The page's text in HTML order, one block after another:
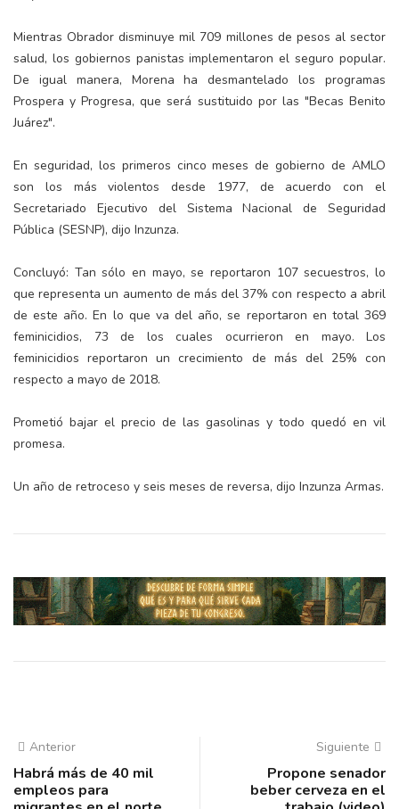
Mientras Obrador disminuye mil 709 millones de pesos al sector
salud, los gobiernos panistas implementaron el seguro popular.
De igual manera, Morena ha desmantelado los programas
Prospera y Progresa, que será sustituido por las "Becas Benito
Juárez".
En seguridad, los primeros cinco meses de gobierno de AMLO
son los más violentos desde 1977, de acuerdo con el
Secretariado Ejecutivo del Sistema Nacional de Seguridad
Pública (SESNP), dijo Inzunza.
Concluyó: Tan sólo en mayo, se reportaron 107 secuestros, lo
que representa un aumento de más del 37% con respecto a abril
de este año. En lo que va del año, se reportaron en total 369
feminicidios, 73 de los cuales ocurrieron en mayo. Los
feminicidios reportaron un crecimiento de más del 25% con
respecto a mayo de 2018.
Prometió bajar el precio de las gasolinas y todo quedó en vil
promesa.
Un año de retroceso y seis meses de reversa, dijo Inzunza Armas.
Anterior
Habrá más de 40 mil
empleos para
Siguiente
Propone senador
beber cerveza en el